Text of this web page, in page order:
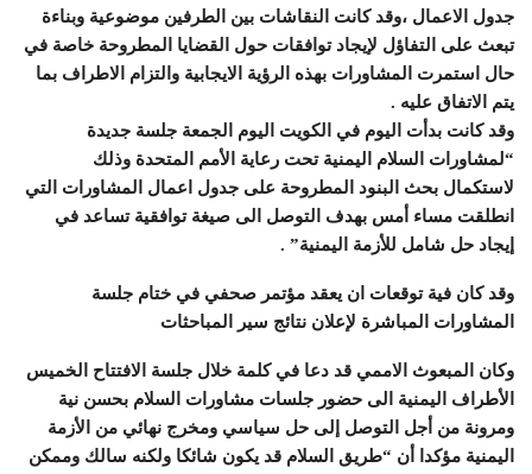
جدول الاعمال ،وقد كانت النقاشات بين الطرفين موضوعية وبناءة
تبعث على التفاؤل لإيجاد توافقات حول القضايا المطروحة خاصة في
حال استمرت المشاورات بهذه الرؤية الايجابية والتزام الاطراف بما
يتم الاتفاق عليه .
وقد كانت بدأت اليوم في الكويت اليوم الجمعة جلسة جديدة
“لمشاورات السلام اليمنية تحت رعاية الأمم المتحدة وذلك
لاستكمال بحث البنود المطروحة على جدول اعمال المشاورات التي
انطلقت مساء أمس بهدف التوصل الى صيغة توافقية تساعد في
إيجاد حل شامل للأزمة اليمنية” .
وقد كان فية توقعات ان يعقد مؤتمر صحفي في ختام جلسة
المشاورات المباشرة لإعلان نتائج سير المباحثات
وكان المبعوث الاممي قد دعا في كلمة خلال جلسة الافتتاح الخميس
الأطراف اليمنية الى حضور جلسات مشاورات السلام بحسن نية
ومرونة من أجل التوصل إلى حل سياسي ومخرج نهائي من الأزمة
اليمنية مؤكدا أن “طريق السلام قد يكون شائكا ولكنه سالك وممكن